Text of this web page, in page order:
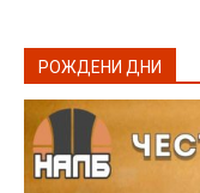
РОЖДЕНИ ДНИ